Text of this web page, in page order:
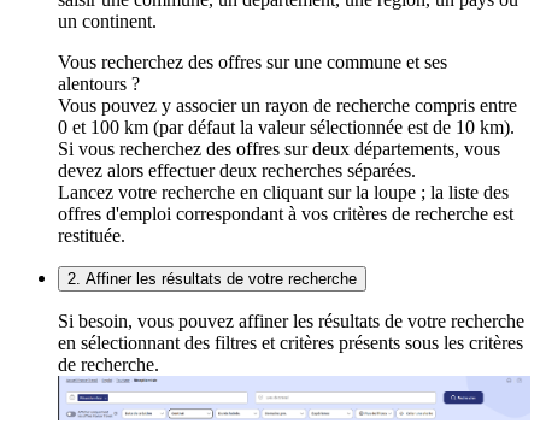
un continent.
Vous recherchez des offres sur une commune et ses
alentours ?
Vous pouvez y associer un rayon de recherche compris entre
0 et 100 km (par défaut la valeur sélectionnée est de 10 km).
Si vous recherchez des offres sur deux départements, vous
devez alors effectuer deux recherches séparées.
Lancez votre recherche en cliquant sur la loupe ; la liste des
offres d'emploi correspondant à vos critères de recherche est
restituée.
2. Affiner les résultats de votre recherche
Si besoin, vous pouvez affiner les résultats de votre recherche
en sélectionnant des filtres et critères présents sous les critères
de recherche.